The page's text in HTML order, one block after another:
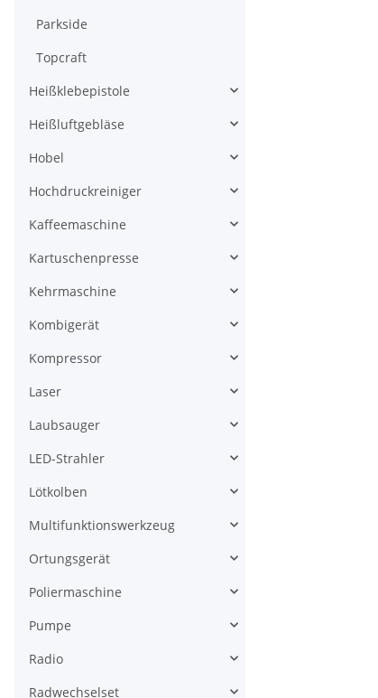
Parkside
Topcraft
Heißklebepistole
Heißluftgebläse
Hobel
Hochdruckreiniger
Kaffeemaschine
Kartuschenpresse
Kehrmaschine
Kombigerät
Kompressor
Laser
Laubsauger
LED-Strahler
Lötkolben
Multifunktionswerkzeug
Ortungsgerät
Poliermaschine
Pumpe
Radio
Radwechselset